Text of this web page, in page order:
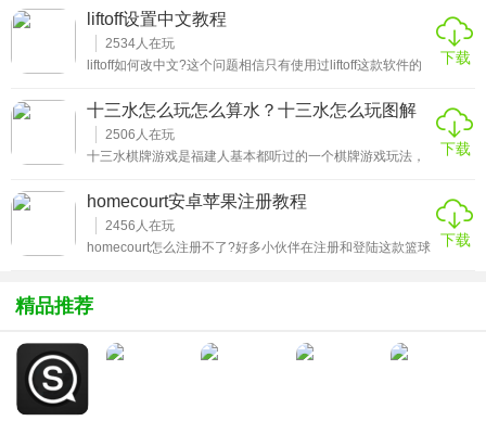
情况我们改如何处理呢?来本期为大家准备的永劫无间网络
延迟解决优化方案看看那些大佬们是如何解决的吧!
liftoff设置中文教程
2534人在玩
liftoff如何改中文?这个问题相信只有使用过liftoff这款软件的
习FPV穿越机的应用，它的原版是英文的版本，各种专业的
用词，如果没有中文的解释，对于很多刚入坑的朋友来说可
以说的上是糟糕的体验了!那么针对这个问题，本期就为大家
整理带来了liftoff设置中文教程，一起往下看吧!
下载
十三水怎么玩怎么算水？十三水怎么玩图解
详细介绍-新手玩家易学必看
2506 人在玩
十三水棋牌游戏是福建人基本都听过的一个棋牌游戏玩法，
会必备的一个棋牌游戏，更斗地主和扎金花和跑得快是同等
级别的一款游戏，用户基数庞大，而对于新手玩家来说，有
没有快速的学习方法呢？接下来就更（绿色软件下载站）的
小编一起学习十三水怎么玩怎么算水的具体技巧，同时提供
下载
homecourt安卓苹果注册教程
2456 人在玩
homecourt怎么注册不了?好多小伙伴在注册和登陆这款篮球
homecourt安卓苹果注册教程就带大家一起来看看那些已经
顺利进入游戏的大佬是怎么做的吧!
下载
精品推荐